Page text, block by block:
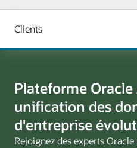
Plateforme Oracle
unification des
d'entreprise
Rejoignez des experts